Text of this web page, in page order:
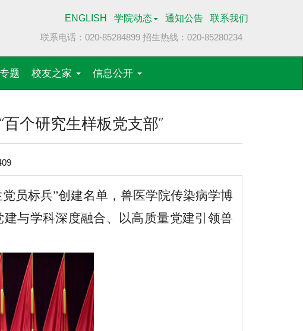
ENGLISH 学院动态 通知公告
联系我们
联系电话：020-85284899 招生热线：020-85280234
题 校友之家 信息公开
个研究生样板党支部”
员标兵”创建名单 ， 兽医学院传染病学博
建与学科深度融合、
以高质量党建引领兽